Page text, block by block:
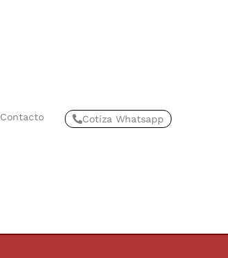
Contacto Cotiza Whatsapp